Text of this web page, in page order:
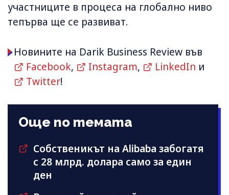
участниците в процеса на глобално ниво
тепърва ще се развиват.
Новините на Darik Business Review във
Facebook, Instagram, LinkedIn и
Twitter!
Още по темата
Собственикът на Alibaba забогатя
с 28 млрд. долара само за един
ден